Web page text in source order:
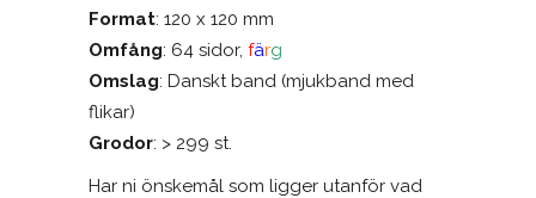
Format: 120 x 120 mm
Omfång: 64 sidor, färg
Omslag: Danskt band (mjukband med
flikar)
Grodor: > 299 st.
Har ni önskemål som ligger utanför vad